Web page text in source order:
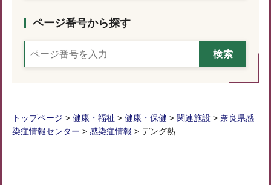
ページ番号から探す
トップページ > 健康・福祉 > 健康・保健 > 関連施設 > 奈良県感
染症情報センター > 感染症情報 > デング熱